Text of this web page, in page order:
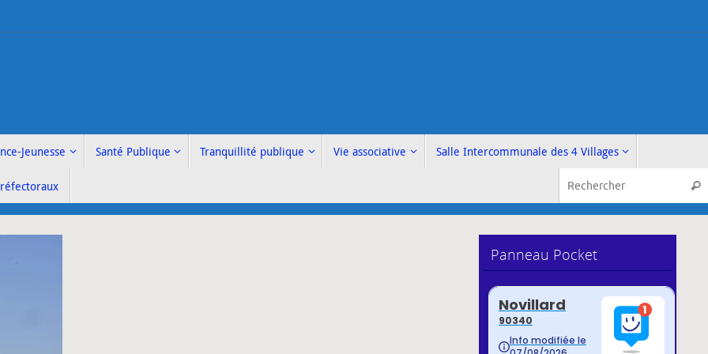
Jeunesse Santé Publique Tranquillité publique Vie associative Salle Intercommunale des 4 Villages
Panneau Pocket